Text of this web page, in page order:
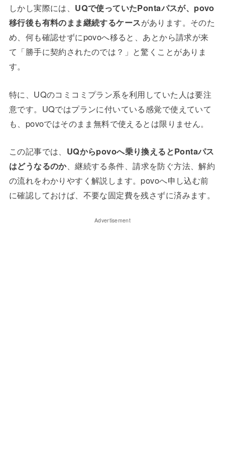
しかし実際には、 UQで使っていたPontaパスが、povo
移行後も有料のまま継続するケースがあります。そのた
め、何も確認せずにpovoへ移ると、あとから請求が来
て「勝手に契約されたのでは？」と驚くことがありま
す。
特に、UQのコミコミプラン系を利用していた人は要注
意です。UQではプランに付いている感覚で使えていて
も、povoではそのまま無料で使えるとは限りません。
この記事では、 UQからpovoへ乗り換えるとPontaパス
はどうなるのか、継続する条件、請求を防ぐ方法、解約
の流れをわかりやすく解説します。povoへ申し込む前
に確認しておけば、不要な固定費を残さずに済みます。
Advertisement